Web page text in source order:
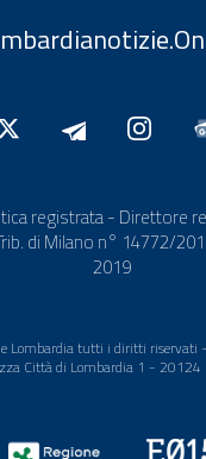
registrata - Direttore
di Milano n° 14772/
2019
Lombardia tutti i diritti
Città di Lombardia 1 - 20124